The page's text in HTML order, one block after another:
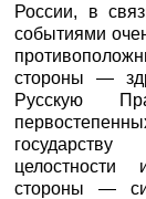
России, в
событиями
стороны —
Русскую
стороны —